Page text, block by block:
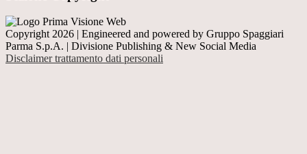
Copyright 2026 | Engineered and powered by Gruppo Spaggiari
Parma S.p.A. | Divisione Publishing & New Social Media
Disclaimer trattamento dati personali